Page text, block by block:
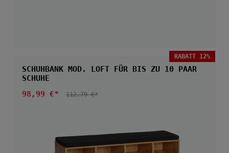
RABATT 12%
SCHUHBANK MOD. LOFT FÜR BIS ZU 10 PAAR
SCHUHE
Verkaufspreis:
98,99 €* REGULÄRER PREIS:
112,79 €*